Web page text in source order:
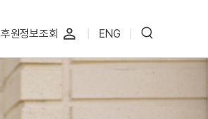
후원정보조회 perm_identity ENG